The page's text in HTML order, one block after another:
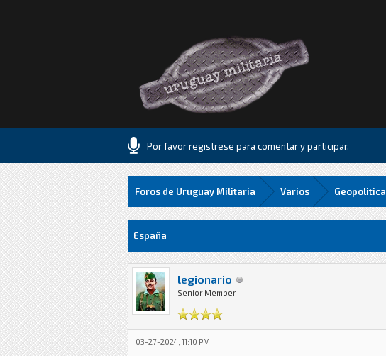
Por favor registrese para comentar y participar.
Foros de Uruguay Militaria Varios Geopolitica
5 voto(s) - 2 Media
1
2
3
4
5 España
legionario
Senior Member
03-27-2024, 11:10 PM